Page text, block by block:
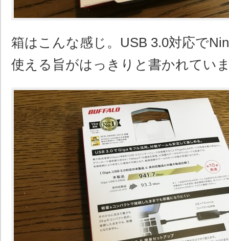
箱はこんな感じ。USB 3.0対応で
使える旨がはっきりと書かれてい